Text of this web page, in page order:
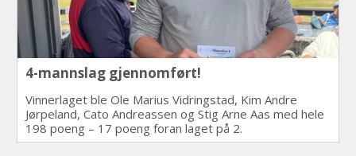
4-mannslag gjennomført!
Vinnerlaget ble Ole Marius Vidringstad, Kim Andre
Jørpeland, Cato Andreassen og Stig Arne Aas med hele
198 poeng – 17 poeng foran laget på 2.
plass.